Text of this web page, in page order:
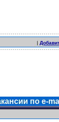
|
по e-